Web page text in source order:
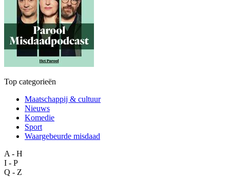
Top categorieën
Maatschappij & cultuur
Nieuws
Komedie
Sport
Waargebeurde misdaad
A - H
I - P
Q - Z